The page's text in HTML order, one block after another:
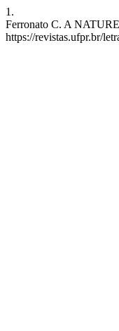
1.
Ferronato C. A
https://revistas.ufpr.br/